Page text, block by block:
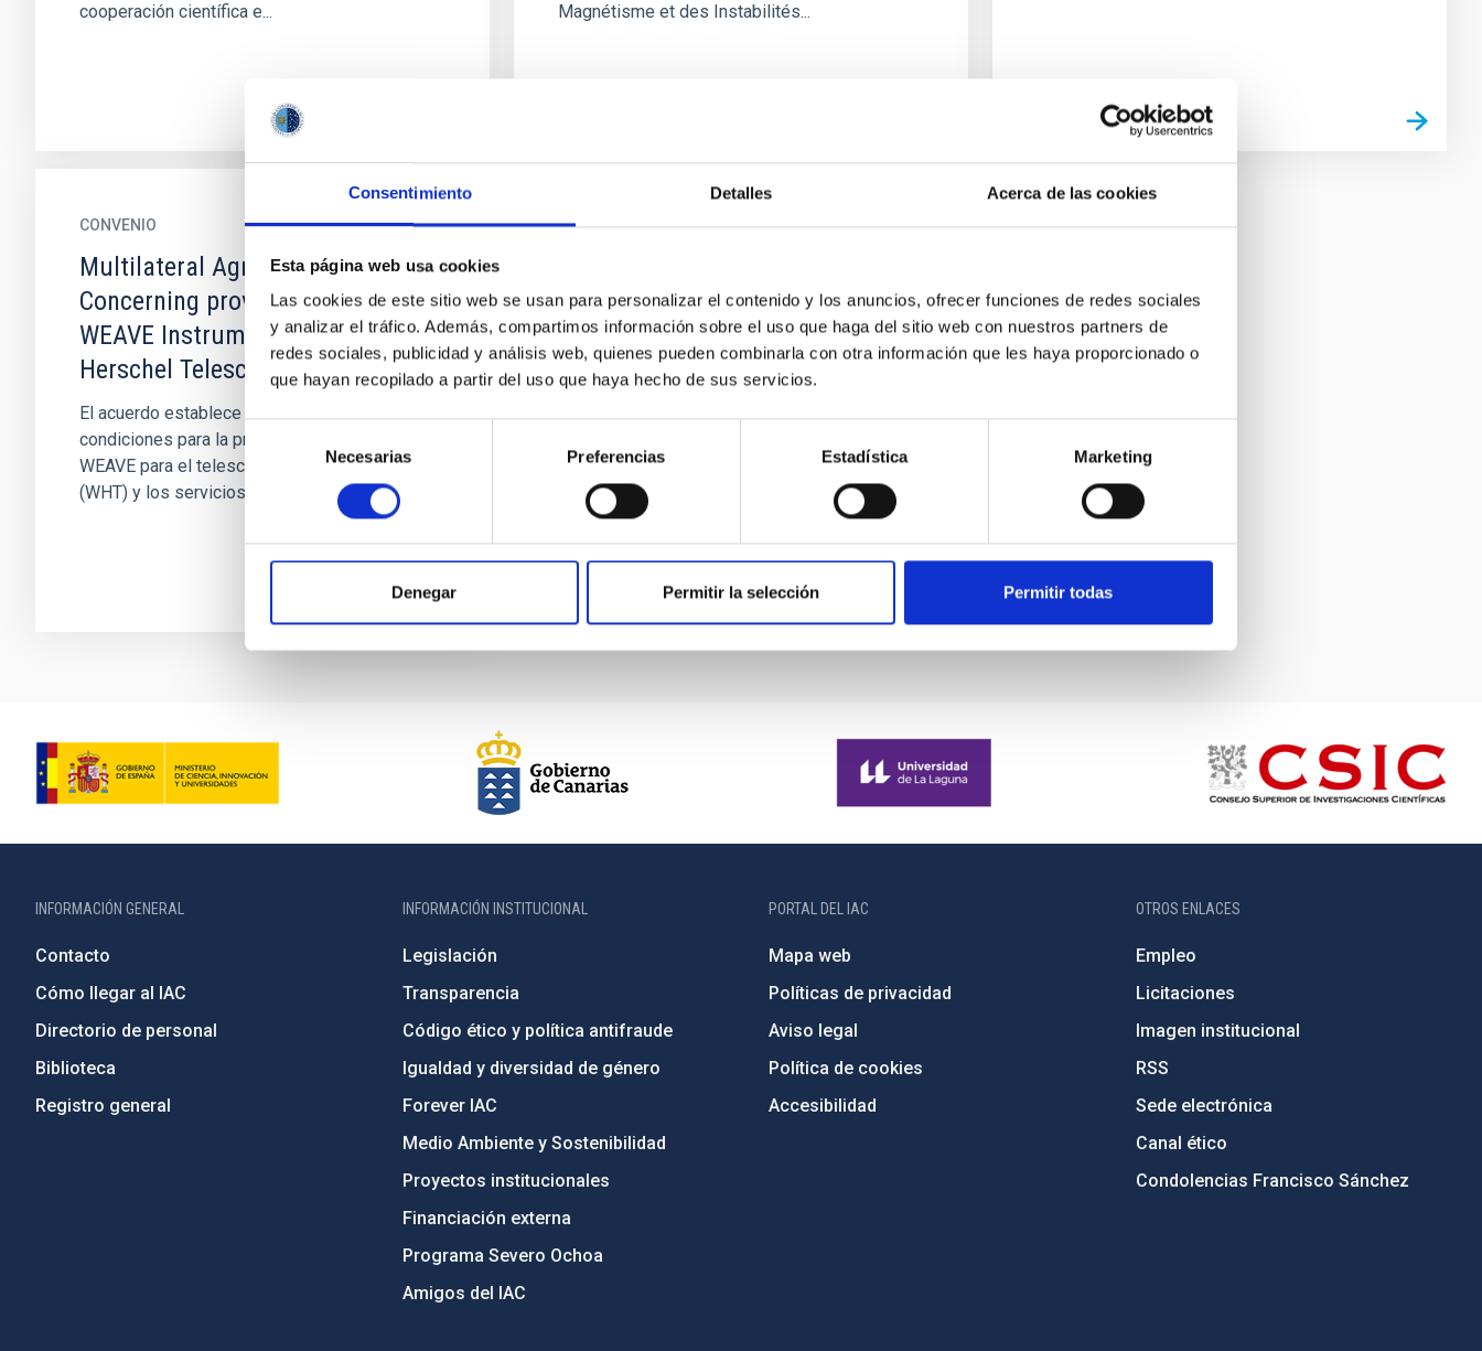
Consentimiento Detalles Acerca de las cookies
Esta página web usa cookies
Las cookies de este sitio web se usan para personalizar el contenido y los anuncios, ofrecer funciones de redes sociales
y analizar el tráfico. Además, compartimos información sobre el uso que haga del sitio web con nuestros partners de
redes sociales, publicidad y análisis web, quienes pueden combinarla con otra información que les haya proporcionado o
que hayan recopilado a partir del uso que haya hecho de sus servicios.
consentimiento
Necesarias Preferencias Estadística Marketing
Denegar Permitir la selección Permitir todas
cooperación científica e...
Magnétisme et des Instabilités...
CONVENIO
Multilateral Agreement
Concerning provision of the
WEAVE Instrument for the William
Herschel Telescope
El acuerdo establece los términos y
condiciones para la provisión del instrumento
WEAVE para el telescopio William Herschel
(WHT) y los servicios relacionados...
INFORMACIÓN GENERAL
Contacto
Cómo llegar al IAC
Directorio de personal
Biblioteca
Registro general
INFORMACIÓN INSTITUCIONAL
Legislación
Transparencia
Código ético y política antifraude
Igualdad y diversidad de género
Forever IAC
Medio Ambiente y Sostenibilidad
Proyectos institucionales
Financiación externa
Programa Severo Ochoa
Amigos del IAC
PORTAL DEL IAC
Mapa web
Políticas de privacidad
Aviso legal
Política de cookies
Accesibilidad
OTROS ENLACES
Empleo
Licitaciones
Imagen institucional
RSS
Sede electrónica
Canal ético
Condolencias Francisco Sánchez